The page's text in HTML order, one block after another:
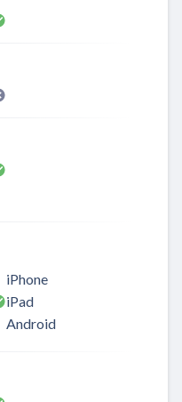
iPhone
iPad
Android